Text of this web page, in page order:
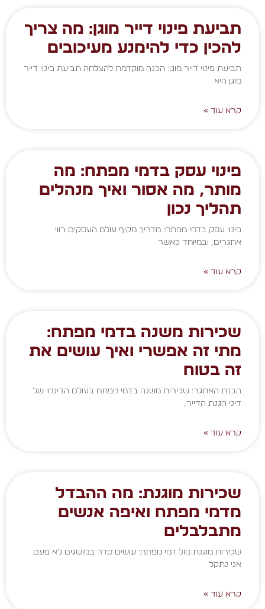
תביעת פינוי דייר מוגן: מה צריך
להכין כדי להימנע מעיכובים
תביעת פינוי דייר מוגן: הכנה מוקדמת להצלחה תביעת פינוי דייר
מוגן היא
קרא עוד »
פינוי עסק בדמי מפתח: מה
מותר, מה אסור ואיך מנהלים
תהליך נכון
פינוי עסק בדמי מפתח: מדריך מקיף עולם העסקים רווי
אתגרים, ובמיוחד כאשר
קרא עוד »
שכירות משנה בדמי מפתח:
מתי זה אפשרי ואיך עושים את
זה בטוח
הבנת האתגר: שכירות משנה בדמי מפתח בעולם הדינמי של
דיני הגנת הדייר,
קרא עוד »
שכירות מוגנת: מה ההבדל
מדמי מפתח ואיפה אנשים
מתבלבלים
שכירות מוגנת מול דמי מפתח: עושים סדר במושגים לא פעם
אני נתקל
קרא עוד »